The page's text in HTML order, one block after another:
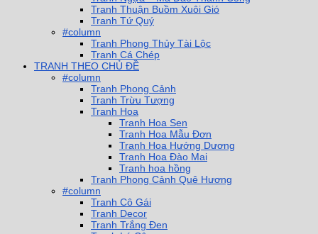
Tranh Thuận Buồm Xuôi Gió
Tranh Tứ Quý
#column
Tranh Phong Thủy Tài Lộc
Tranh Cá Chép
TRANH THEO CHỦ ĐỀ
#column
Tranh Phong Cảnh
Tranh Trừu Tượng
Tranh Hoa
Tranh Hoa Sen
Tranh Hoa Mẫu Đơn
Tranh Hoa Hướng Dương
Tranh Hoa Đào Mai
Tranh hoa hồng
Tranh Phong Cảnh Quê Hương
#column
Tranh Cô Gái
Tranh Decor
Tranh Trắng Đen